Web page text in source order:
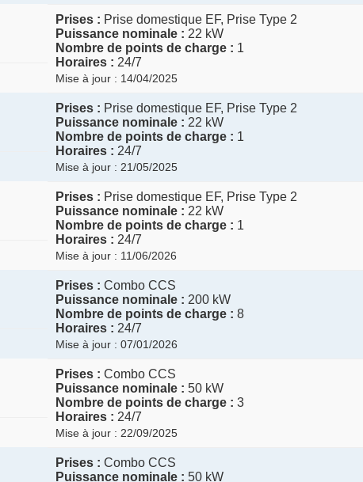
Prises : Prise domestique EF, Prise Type 2
Puissance nominale : 22 kW
Nombre de points de charge : 1
Horaires : 24/7
Mise à jour : 14/04/2025
Prises : Prise domestique EF, Prise Type 2
Puissance nominale : 22 kW
Nombre de points de charge : 1
Horaires : 24/7
Mise à jour : 21/05/2025
Prises : Prise domestique EF, Prise Type 2
Puissance nominale : 22 kW
Nombre de points de charge : 1
Horaires : 24/7
Mise à jour : 11/06/2026
Prises : Combo CCS
Puissance nominale : 200 kW
Nombre de points de charge : 8
Horaires : 24/7
Mise à jour : 07/01/2026
Prises : Combo CCS
Puissance nominale : 50 kW
Nombre de points de charge : 3
Horaires : 24/7
Mise à jour : 22/09/2025
Prises : Combo CCS
Puissance nominale : 50 kW